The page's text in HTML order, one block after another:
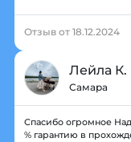
Отзыв от 18.12.2024
Лейла К.
Самара
Спасибо огромное
% гарантию в